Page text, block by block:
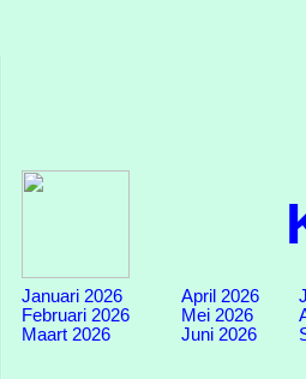
Januari 2026
Februari 2026
Maart 2026
April 2026
Mei 2026
Juni 2026